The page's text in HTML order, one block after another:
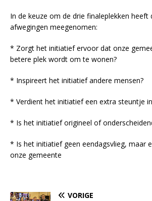
In de keuze om de drie finaleplekken heeft
afwegingen meegenomen:
* Zorgt het initiatief ervoor dat onze
betere plek wordt om te wonen?
* Inspireert het initiatief andere mensen?
* Verdient het initiatief een extra steuntje
* Is het initiatief origineel of
* Is het initiatief geen eendagsvlieg, maar
onze gemeente
VORIGE